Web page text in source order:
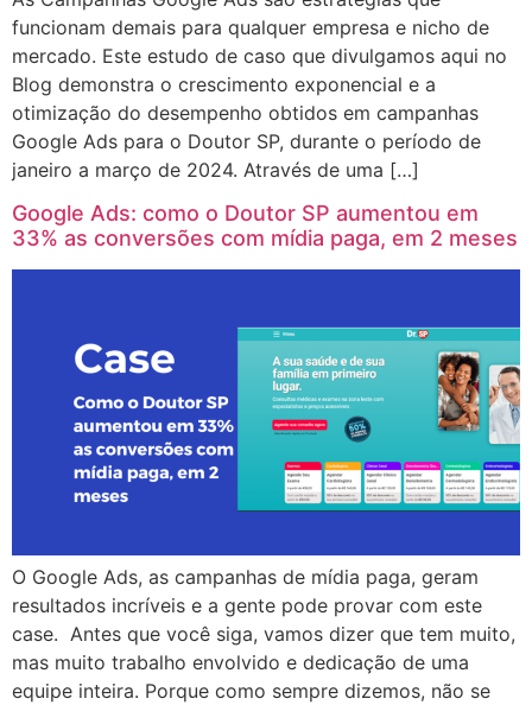
funcionam demais para qualquer empresa e nicho de
mercado. Este estudo de caso que divulgamos aqui no
Blog demonstra o crescimento exponencial e a
otimização do desempenho obtidos em campanhas
Google Ads para o Doutor SP, durante o período de
janeiro a março de 2024. Através de uma […]
Google Ads: como o Doutor SP aumentou em
33% as conversões com mídia paga, em 2 meses
O Google Ads, as campanhas de mídia paga, geram
resultados incríveis e a gente pode provar com este
case. Antes que você siga, vamos dizer que tem muito,
mas muito trabalho envolvido e dedicação de uma
equipe inteira. Porque como sempre dizemos, não se